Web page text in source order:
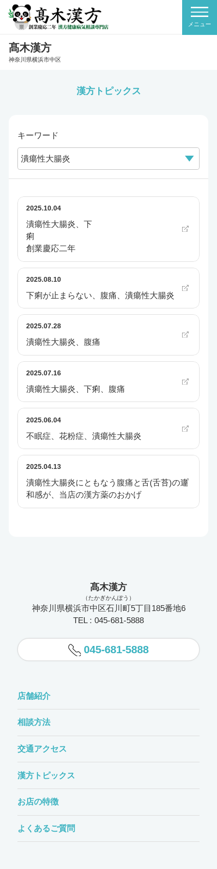
髙木漢方
神奈川県横浜市中区
漢方トピックス
キーワード
2025.10.04
潰瘍性大腸炎、下
痢
創業慶応二年
2025.08.10
下痢が止まらない、腹痛、潰瘍性大腸炎
2025.07.28
潰瘍性大腸炎、腹痛
2025.07.16
潰瘍性大腸炎、下痢、腹痛
2025.06.04
不眠症、花粉症、潰瘍性大腸炎
2025.04.13
潰瘍性大腸炎にともなう腹痛と舌(舌苔)の違
和感が、当店の漢方薬のおかげ
髙木漢方
（たかぎかんぽう）
神奈川県横浜市中区石川町5丁目185番地6
TEL : 045-681-5888
045-681-5888
店舗紹介
相談方法
交通アクセス
漢方トピックス
お店の特徴
よくあるご質問